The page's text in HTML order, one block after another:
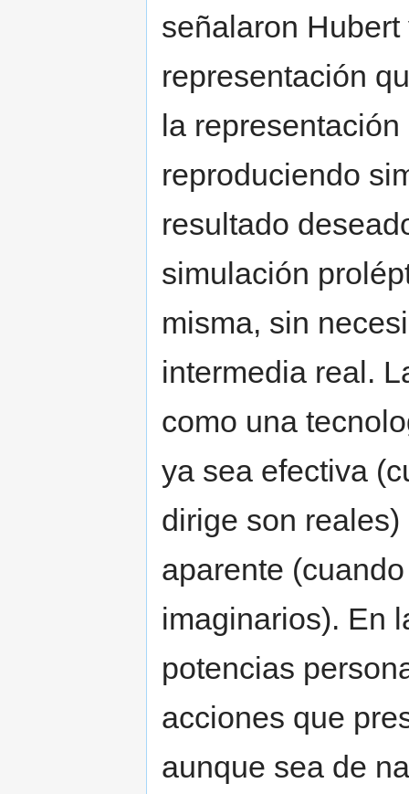
señalaron
representación
la
reproduciendo
resultado
simulación
misma, sin
intermedia real.
como una
ya sea efectiva
dirige son
aparente
imaginarios). En
potencias
acciones que
aunque sea de